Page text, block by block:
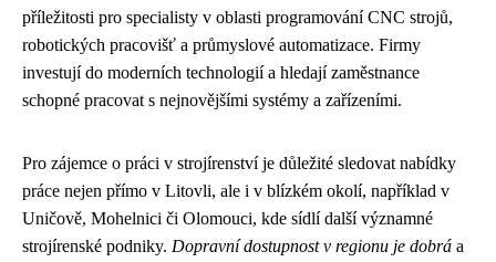
příležitosti pro specialisty v oblasti programování CNC strojů,
robotických pracovišť a průmyslové automatizace. Firmy
investují do moderních technologií a hledají zaměstnance
schopné pracovat s nejnovějšími systémy a zařízeními.
Pro zájemce o práci v strojírenství je důležité sledovat nabídky
práce nejen přímo v Litovli, ale i v blízkém okolí, například v
Uničově, Mohelnici či Olomouci, kde sídlí další významné
strojírenské podniky. Dopravní dostupnost v regionu je dobrá a